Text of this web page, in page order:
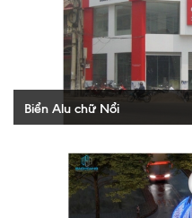
XEM THÊM
Biển Alu chữ Nổi
biển quảng cáo ốp nhôm alu
giúp bạn có được mẫu...